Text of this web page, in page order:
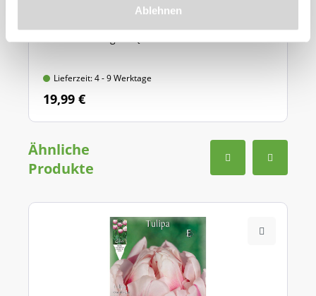
Ablehnen
Lieferzeit: 4 - 9 Werktage
19,99 €
Ähnliche
Produkte